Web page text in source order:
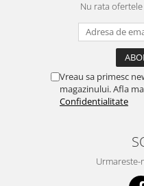
Nu rata
Vreau sa primesc
magazinului. Afla
Confidentialitate
Urmareste-